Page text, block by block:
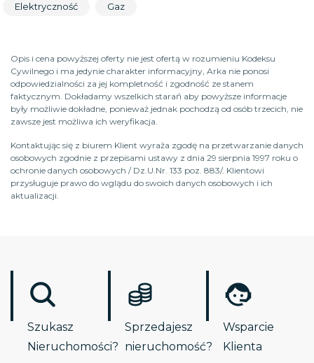
Elektryczność Gaz
Opis i cena powyższej oferty nie jest ofertą w rozumieniu Kodeksu
Cywilnego i ma jedynie charakter informacyjny, Arka nie ponosi
odpowiedzialności za jej kompletność i zgodność ze stanem
faktycznym. Dokładamy wszelkich starań aby powyższe informacje
były możliwie dokładne, ponieważ jednak pochodzą od osób trzecich, nie
zawsze jest możliwa ich weryfikacja.
Kontaktując się z biurem Klient wyraża zgodę na przetwarzanie danych
osobowych zgodnie z przepisami ustawy z dnia 29 sierpnia 1997 roku o
ochronie danych osobowych / Dz.U.Nr. 133 poz. 883/. Klientowi
przysługuje prawo do wglądu do swoich danych osobowych i ich
aktualizacji.
Szukasz
Nieruchomości?
Sprzedajesz
nieruchomość?
Wsparcie
Klienta